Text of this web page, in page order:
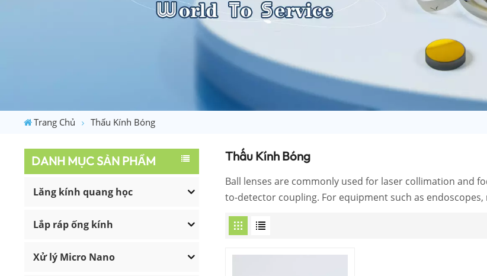
Trang Chủ Thấu Kính Bóng
DANH MỤC SẢN PHẨM
Lăng kính quang học
Lắp ráp ống kính
Xử lý Micro Nano
Thấu Kính Bóng
Ball lenses are commonly used for laser collimation and
to-detector coupling. For equipment such as